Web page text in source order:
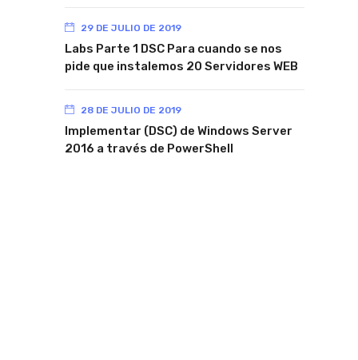
29 DE JULIO DE 2019
Labs Parte 1 DSC Para cuando se nos
pide que instalemos 20 Servidores WEB
28 DE JULIO DE 2019
Implementar (DSC) de Windows Server
2016 a través de PowerShell